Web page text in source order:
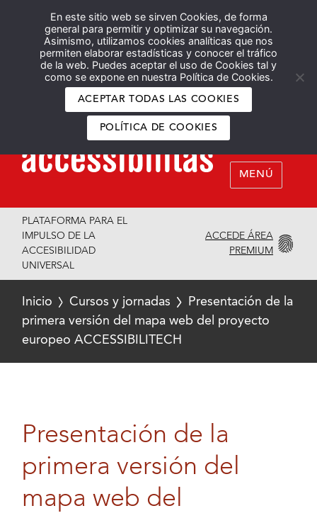
En este sitio web se sirven Cookies, de forma
general para permitir y optimizar su navegación.
Asimismo, utilizamos cookies analíticas que nos
permiten elaborar estadísticas y conocer el tráfico
de la web. Puedes aceptar el uso de Cookies tal y
como se expone en nuestra Política de Cookies.
ACEPTAR TODAS LAS COOKIES
POLÍTICA DE COOKIES
Español English
MENÚ
PLATAFORMA PARA EL
IMPULSO DE LA
ACCESIBILIDAD
UNIVERSAL
ACCEDE ÁREA
PREMIUM
Inicio Cursos y jornadas
Presentación de la
primera versión del mapa web del proyecto
europeo ACCESSIBILITECH
Presentación de la
primera versión del
mapa web del